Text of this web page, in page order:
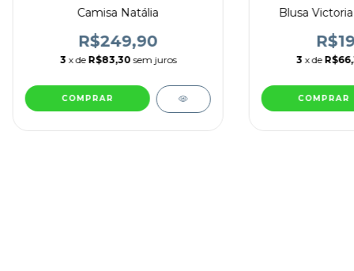
Camisa Natália
R$249,90
3 x de R$83,30 sem juros
COMPRAR
Blusa
3 x de
COMPRAR